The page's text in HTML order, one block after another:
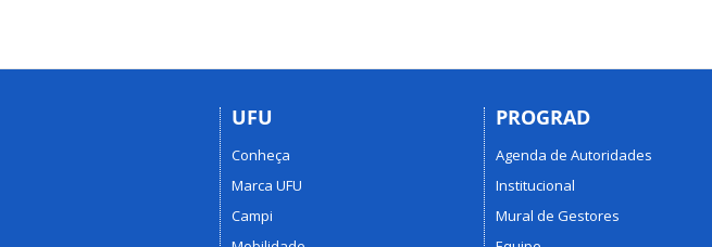
UFU
Conheça
Marca UFU
Campi
PROGRAD
Agenda de Autoridades
Institucional
Mural de Gestores